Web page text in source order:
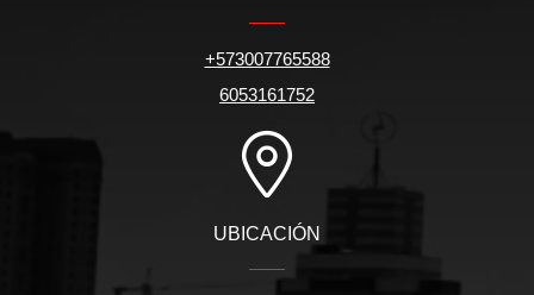
+573007765588
6053161752
UBICACIÓN